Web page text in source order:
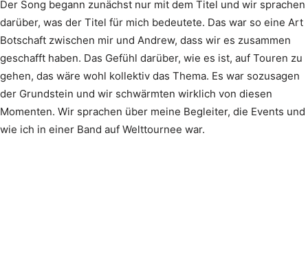
Der Song begann zunächst nur mit dem Titel und wir sprachen
darüber, was der Titel für mich bedeutete. Das war so eine Art
Botschaft zwischen mir und Andrew, dass wir es zusammen
geschafft haben. Das Gefühl darüber, wie es ist, auf Touren zu
gehen, das wäre wohl kollektiv das Thema. Es war sozusagen
der Grundstein und wir schwärmten wirklich von diesen
Momenten. Wir sprachen über meine Begleiter, die Events und
wie ich in einer Band auf Welttournee war.